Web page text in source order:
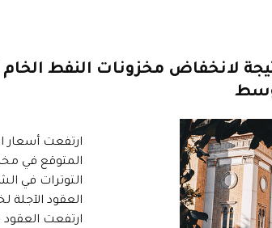
لانخفاض مخزونات النفط
ارتفعت أسعار
المتوقع في
التوترات في
ارتفعت